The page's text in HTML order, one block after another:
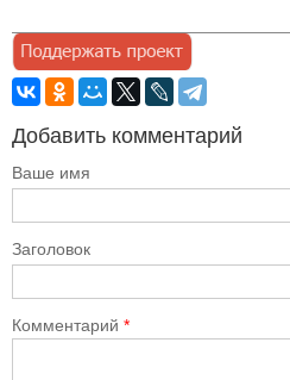
Добавить комментарий
Ваше имя
Заголовок
Комментарий *